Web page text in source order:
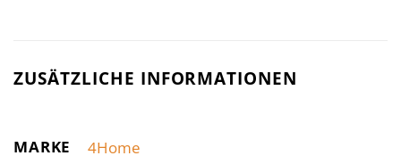
ZUSÄTZLICHE INFORMATIONEN
MARKE 4Home